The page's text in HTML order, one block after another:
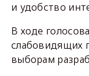
и удобство
В ходе
слабовидящих
выборам